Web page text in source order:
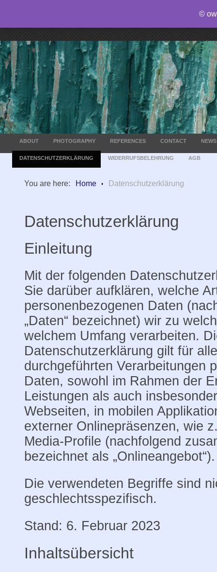
ABOUT PHOTOGRAPHY REFERENCES CONTACT NEWS
DATENSCHUTZERKLÄRUNG WIDERRUFSBELEHRUNG AGB
You are here: Home Datenschutzerklärung
Datenschutzerklärung
Einleitung
Mit der folgenden
Sie darüber aufklären, welche
personenbezogenen Daten
„Daten“ bezeichnet) wir zu
welchem Umfang verarbeiten.
Datenschutzerklärung gilt für
durchgeführten Verarbeitungen
Daten, sowohl im Rahmen der
Leistungen als auch
Webseiten, in mobilen
externer Onlinepräsenzen, wie
Media-Profile (nachfolgend
bezeichnet als „Onlineangebot“).
Die verwendeten Begriffe sind
geschlechtsspezifisch.
Stand: 6. Februar 2023
Inhaltsübersicht
©